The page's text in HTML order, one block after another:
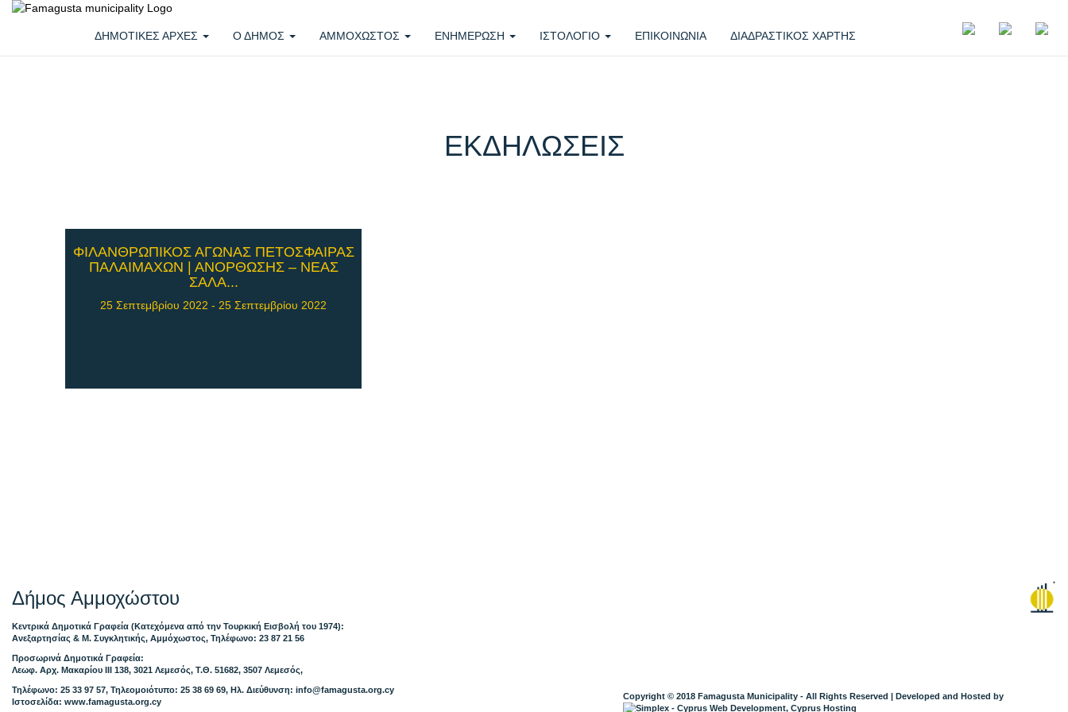
ΔΗΜΟΤΙΚΕΣ ΑΡΧΕΣ Ο ΔΗΜΟΣ ΑΜΜΟΧΩΣΤΟΣ ΕΝΗΜΕΡΩΣΗ ΙΣΤΟΛΟΓΙΟ ΕΠΙΚΟΙΝΩΝΙΑ ΔΙΑΔΡΑΣΤΙΚΟΣ ΧΑΡΤΗΣ
ΕΚΔΗΛΩΣΕΙΣ
ΦΙΛΑΝΘΡΩΠΙΚΟΣ ΑΓΩΝΑΣ ΠΕΤΟΣΦΑΙΡΑΣ
ΠΑΛΑΙΜΑΧΩΝ | ΑΝΟΡΘΩΣΗΣ – ΝΕΑΣ
ΣΑΛΑ...
25 Σεπτεμβρίου 2022 - 25 Σεπτεμβρίου 2022
Δήμος Αμμοχώστου
Κεντρικά Δημοτικά Γραφεία (Κατεχόμενα από την Τουρκική Εισβολή του 1974):
Ανεξαρτησίας & Μ. Συγκλητικής, Αμμόχωστος, Τηλέφωνο: 23 87 21 56
Προσωρινά Δημοτικά Γραφεία:
Λεωφ. Αρχ. Μακαρίου ΙΙΙ 138, 3021 Λεμεσός, Τ.Θ. 51682, 3507 Λεμεσός,
Τηλέφωνο: 25 33 97 57, Τηλεομοιότυπο: 25 38 69 69, Ηλ. Διεύθυνση: info@famagusta.org.cy
Ιστοσελίδα: www.famagusta.org.cy
Copyright © 2018 Famagusta Municipality - All Rights Reserved | Developed and Hosted by